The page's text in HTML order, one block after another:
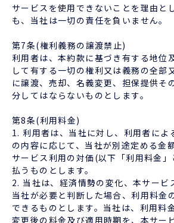
サービスを使用できないことを理由と
も、当社は一切の責任を負いません。
第7条(権利義務の譲渡禁止)
利用者は、本約款に基づき有する地位
して有する一切の権利又は義務の全部
に譲渡、売却、名義変更、担保提供そ
分してはならないものとします。
第8条(利用料金)
1. 利用者は、当社に対し、利用者によ
の内容に応じて、当社が別途定める金
サービス利用の対価(以下「利用料金
払うものとします。
2. 当社は、経済情勢の変化、本サービ
当社が必要と判断した場合、利用料金
できるものとします。当社は、利用料
変更後の料金及び適用時期を、本サー